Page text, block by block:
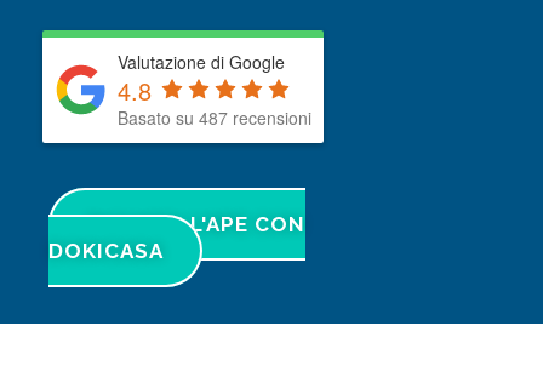
Valutazione di Google
4.8
Basato su 487 recensioni
RICHIEDI L'APE CON
DOKICASA